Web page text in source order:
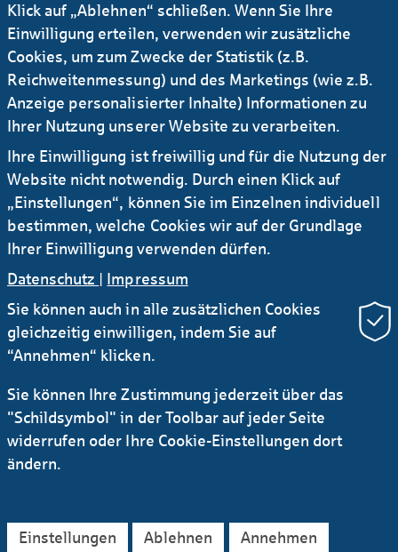
Newsletter Research
RSS
Kontakt
Service Sichere E-Mail Kommunikation
Barrierefreiheitserklärung
Klick auf „Ablehnen“ schließen. Wenn Sie Ihre
Einwilligung erteilen, verwenden wir zusätzliche
Cookies, um zum Zwecke der Statistik (z.B.
Reichweitenmessung) und des Marketings (wie z.B.
Anzeige personalisierter Inhalte) Informationen zu
Ihrer Nutzung unserer Website zu verarbeiten.
Ihre Einwilligung ist freiwillig und für die Nutzung der
Website nicht notwendig. Durch einen Klick auf
„Einstellungen“, können Sie im Einzelnen individuell
bestimmen, welche Cookies wir auf der Grundlage
Ihrer Einwilligung verwenden dürfen.
Datenschutz | Impressum
Sie können auch in alle zusätzlichen Cookies
gleichzeitig einwilligen, indem Sie auf
“Annehmen“ klicken.
Sie können Ihre Zustimmung jederzeit über das
"Schildsymbol" in der Toolbar auf jeder Seite
widerrufen oder Ihre Cookie-Einstellungen dort
ändern.
Einstellungen Ablehnen Annehmen